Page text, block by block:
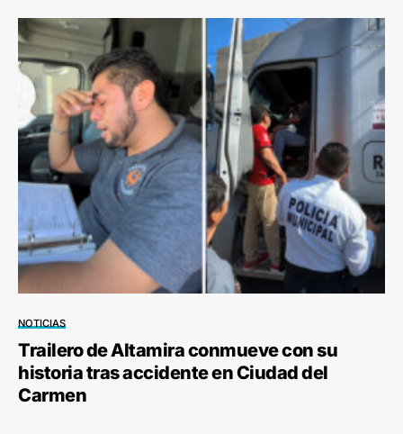
NOTICIAS
Trailero de Altamira conmueve con su
historia tras accidente en Ciudad del
Carmen